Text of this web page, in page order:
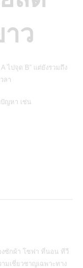
ว
ไปจุด B” แต่ยังรวมถึง
ลา
ญหา เช่น
งซักผ้า โซฟา ที่นอน ทีวี
มเชี่ยวชาญเฉพาะทาง